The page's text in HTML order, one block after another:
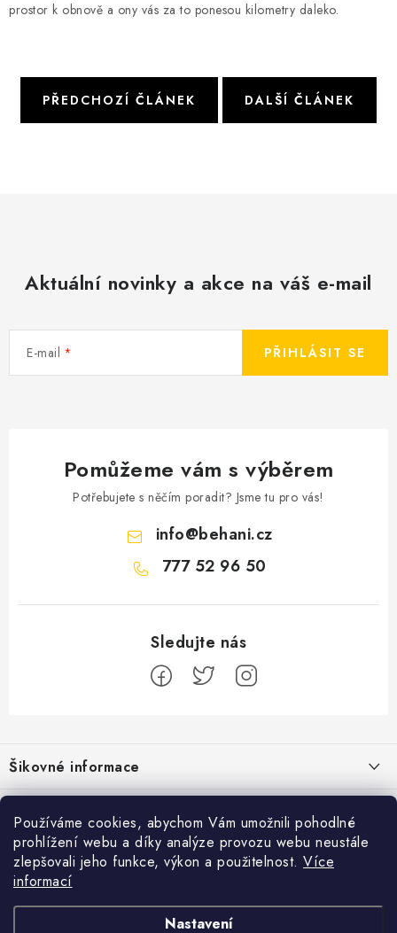
Používáme cookies, abychom Vám umožnili pohodlné
prohlížení webu a díky analýze provozu webu neustále
zlepšovali jeho funkce, výkon a použitelnost. Více
informací
Nastavení
prostor k obnově a ony vás za to ponesou kilometry daleko.
PŘEDCHOZÍ ČLÁNEK DALŠÍ ČLÁNEK
Aktuální novinky a akce na váš e-mail
E-mail PŘIHLÁSIT SE
Pomůžeme vám s výběrem
Potřebujete s něčím poradit? Jsme tu pro vás!
info@behani.cz
777 52 96 50
á
p
a
Šikovné informace
Ceník dopravy
Moje objednávka
Jak vyměnit nebo vrátit zboží
Jak reklamovat
Běžecké zajímavosti
Proč jít běhat právě o víkendu?
Bolest holeně nemusí znamenat zánět okostice
Přijímáme online platby
Facebook